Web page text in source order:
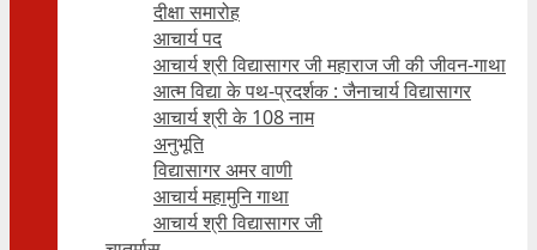
दीक्षा समारोह
आचार्य पद
आचार्य श्री विद्यासागर जी महाराज जी की जीवन-गाथा
आत्म विद्या के पथ-प्रदर्शक : जैनाचार्य विद्यासागर
आचार्य श्री के 108 नाम
अनुभूति
विद्यासागर अमर वाणी
आचार्य महामुनि गाथा
आचार्य श्री विद्यासागर जी